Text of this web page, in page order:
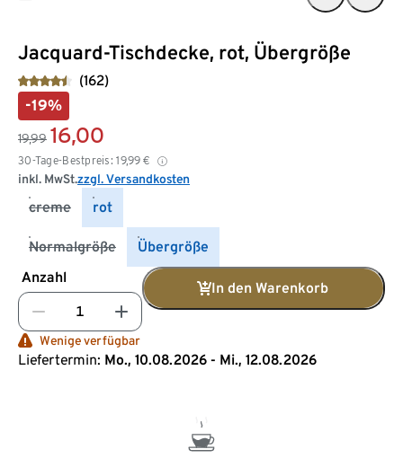
Jacquard-Tischdecke, rot, Übergröße
(162)
-19%
19,99 16,00
30-Tage-Bestpreis: 19,99 €
inkl. MwSt.zzgl. Versandkosten
creme rot
Normalgröße
Übergröße
Anzahl
In den Warenkorb
Wenige verfügbar
Liefertermin: Mo., 10.08.2026 - Mi., 12.08.2026